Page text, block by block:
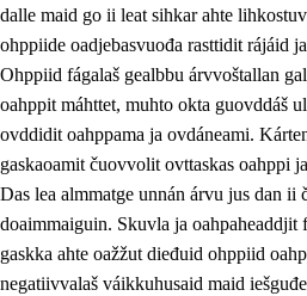
dalle maid go ii leat sihkar ahte
ohppiide oadjebasvuođa rasttidit rájáid
Ohppiid fágalaš gealbbu árvvoštallan
oahppit máhttet, muhto okta guovddáš
ovddidit oahppama ja ovdáneami.
gaskaoamit čuovvolit ovttaskas oahppi
Das lea almmatge unnán árvu jus dan
doaimmaiguin. Skuvla ja oahpaheaddjit
gaskka ahte oažžut dieđuid ohppiid
negatiivvalaš váikkuhusaid maid